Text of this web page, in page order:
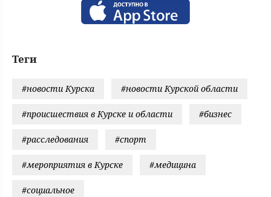
Теги
#новости Курска #новости Курской области
#происшествия в Курске и области #бизнес
#расследования #спорт
#мероприятия в Курске #медицина
#социальное